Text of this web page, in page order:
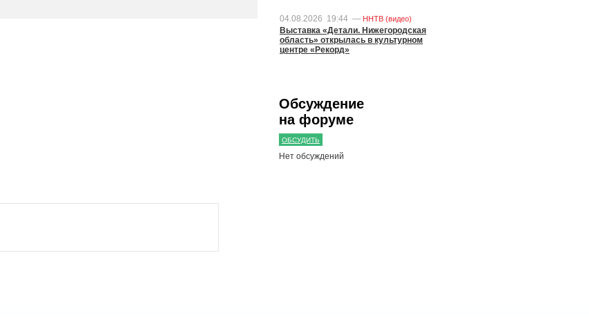
04.08.2026 19:44 — ННТВ (видео)
Выставка «Детали. Нижегородская
область» открылась в культурном
центре «Рекорд»
Обсуждение
на форуме
ОБСУДИТЬ
Нет обсуждений